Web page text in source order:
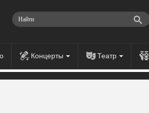
Концерты Театр